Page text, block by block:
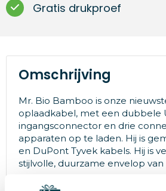
Gratis drukproef
Omschrijving
Mr. Bio Bamboo is onze
oplaadkabel, met een dubbele
ingangsconnector en drie
apparaten op te laden. Hij is
en DuPont Tyvek kabels. Hij is
stijlvolle, duurzame envelop van